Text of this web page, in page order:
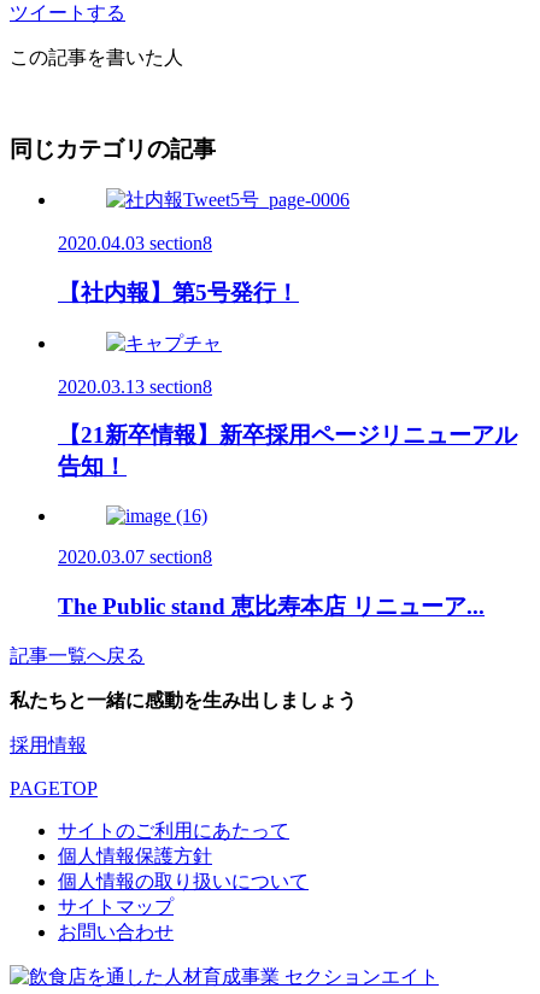
ツイートする
この記事を書いた人
同じカテゴリの記事
2020.04.03 section8
【社内報】第5号発行！
2020.03.13 section8
【21新卒情報】新卒採用ページリニューアル
告知！
2020.03.07 section8
The Public stand 恵比寿本店 リニューア...
記事一覧へ戻る
私たちと一緒に感動を生み出しましょう
採用情報
PAGETOP
サイトのご利用にあたって
個人情報保護方針
個人情報の取り扱いについて
サイトマップ
お問い合わせ